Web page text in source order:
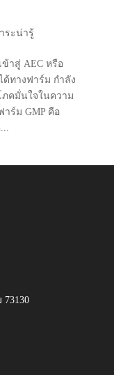
ระน่ารู้
าสู่ AEC หรือ
ด้ทางฟาร์ม กำลัง
ภคมั่นใจในความ
ร์ม GMP คือ